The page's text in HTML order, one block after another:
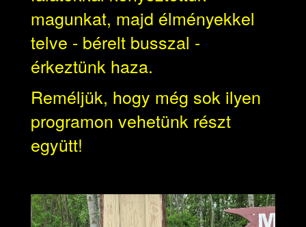
magunkat, majd élményekkel
telve - bérelt busszal -
érkeztünk haza.
Reméljük, hogy még sok ilyen
programon vehetünk részt
együtt!